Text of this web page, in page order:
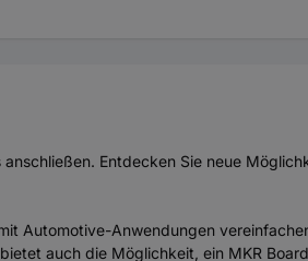
Entdecken Sie neue
Automotive-Anwendungen
auch die Möglichkeit, ein MKR